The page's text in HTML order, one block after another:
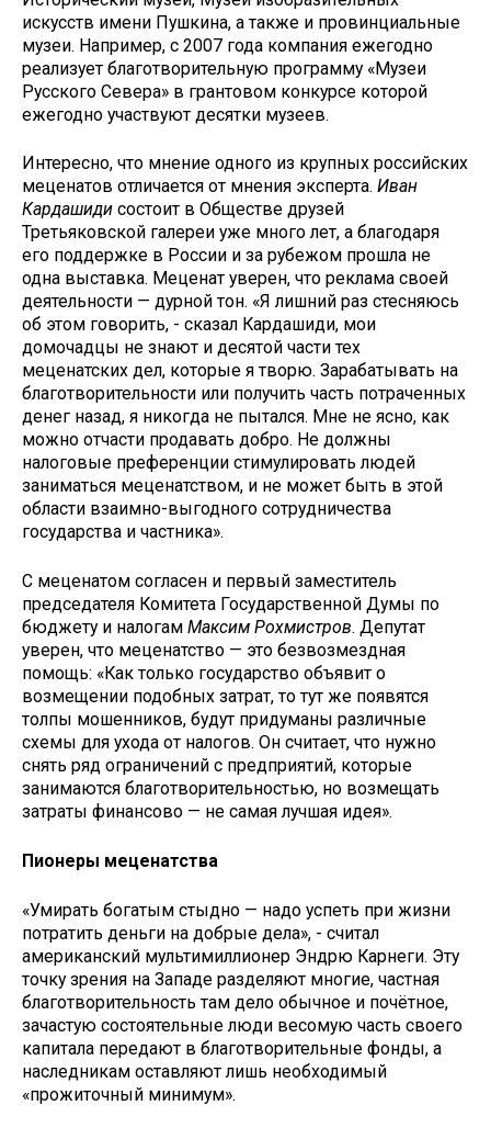
искусств имени Пушкина, а также и провинциальные
музеи. Например, c 2007 года компания ежегодно
реализует благотворительную программу «Музеи
Русского Севера» в грантовом конкурсе которой
ежегодно участвуют десятки музеев.
Интересно, что мнение одного из крупных российских
меценатов отличается от мнения эксперта. Иван
Кардашиди состоит в Обществе друзей
Третьяковской галереи уже много лет, а благодаря
его поддержке в России и за рубежом прошла не
одна выставка. Меценат уверен, что реклама своей
деятельности — дурной тон. «Я лишний раз стесняюсь
об этом говорить, - сказал Кардашиди, мои
домочадцы не знают и десятой части тех
меценатских дел, которые я творю. Зарабатывать на
благотворительности или получить часть потраченных
денег назад, я никогда не пытался. Мне не ясно, как
можно отчасти продавать добро. Не должны
налоговые преференции стимулировать людей
заниматься меценатством, и не может быть в этой
области взаимно-выгодного сотрудничества
государства и частника».
С меценатом согласен и первый заместитель
председателя Комитета Государственной Думы по
бюджету и налогам Максим Рохмистров. Депутат
уверен, что меценатство — это безвозмездная
помощь: «Как только государство объявит о
возмещении подобных затрат, то тут же появятся
толпы мошенников, будут придуманы различные
схемы для ухода от налогов. Он считает, что нужно
снять ряд ограничений с предприятий, которые
занимаются благотворительностью, но возмещать
затраты финансово — не самая лучшая идея».
Пионеры меценатства
«Умирать богатым стыдно — надо успеть при жизни
потратить деньги на добрые дела», - считал
американский мультимиллионер Эндрю Карнеги. Эту
точку зрения на Западе разделяют многие, частная
благотворительность там дело обычное и почётное,
зачастую состоятельные люди весомую часть своего
капитала передают в благотворительные фонды, а
наследникам оставляют лишь необходимый
«прожиточный минимум».